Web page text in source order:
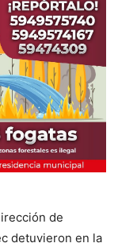
de
detuvieron en la